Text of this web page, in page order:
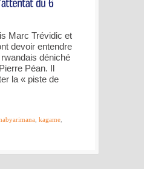
Marc Trévidic et
devoir entendre
déniché
Péan. Il
la « piste de
kagame